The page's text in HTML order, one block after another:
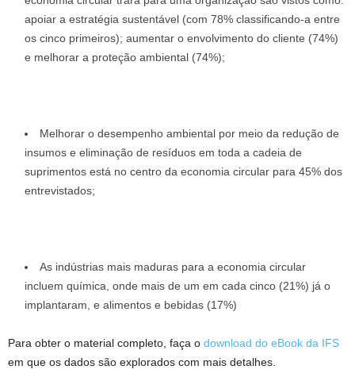
apoiar a estratégia sustentável (com 78% classificando-a entre
os cinco primeiros); aumentar o envolvimento do cliente (74%)
e melhorar a proteção ambiental (74%);
Melhorar o desempenho ambiental por meio da redução de
insumos e eliminação de resíduos em toda a cadeia de
suprimentos está no centro da economia circular para 45% dos
entrevistados;
As indústrias mais maduras para a economia circular
incluem química, onde mais de um em cada cinco (21%) já o
implantaram, e alimentos e bebidas (17%)
Para obter o material completo, faça o download do eBook da IFS
em que os dados são explorados com mais detalhes.